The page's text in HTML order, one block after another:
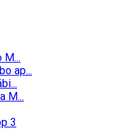
M...
ap...
M...
3